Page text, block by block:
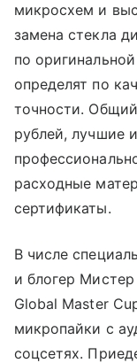
микросхем и
замена стекла
по
определят по
точности.
рублей, лучшие
расходные
сертификаты.
В числе
и блогер Мистер
Global Master
микропайки с
соцсетях.